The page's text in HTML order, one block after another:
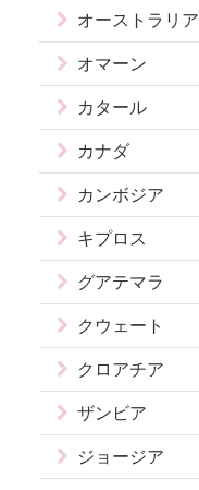
オーストラリア
オマーン
カタール
カナダ
カンボジア
キプロス
グアテマラ
クウェート
クロアチア
ザンビア
ジョージア